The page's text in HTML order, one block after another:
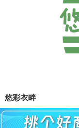
悠彩衣畔